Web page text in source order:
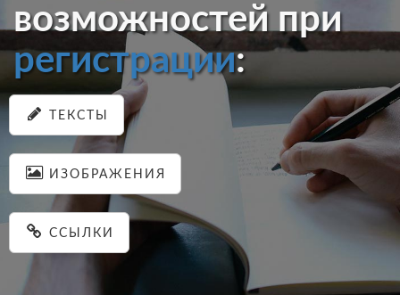
возможностей при
регистрации:
ТЕКСТЫ
ИЗОБРАЖЕНИЯ
ССЫЛКИ